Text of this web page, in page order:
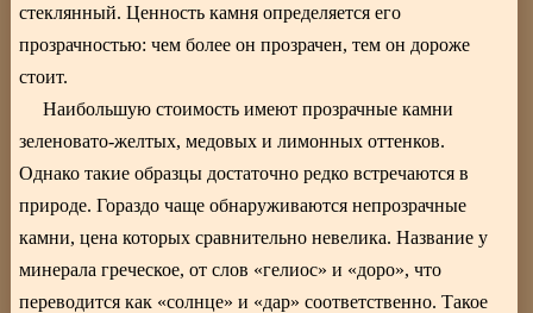
стеклянный. Ценность камня определяется его
прозрачностью: чем более он прозрачен, тем он дороже
стоит.
Наибольшую стоимость имеют прозрачные камни
зеленовато-желтых, медовых и лимонных оттенков.
Однако такие образцы достаточно редко встречаются в
природе. Гораздо чаще обнаруживаются непрозрачные
камни, цена которых сравнительно невелика. Название у
минерала греческое, от слов «гелиос» и «доро», что
переводится как «солнце» и «дар» соответственно. Такое